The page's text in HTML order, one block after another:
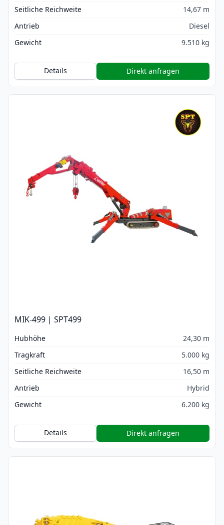
Seitliche Reichweite
14,67 m
Antrieb
Diesel
Gewicht
9.510 kg
Details Direkt anfragen
MIK-499 | SPT499
Hubhöhe
24,30 m
Tragkraft
5.000 kg
Seitliche Reichweite
16,50 m
Antrieb
Hybrid
Gewicht
6.200 kg
Details Direkt anfragen